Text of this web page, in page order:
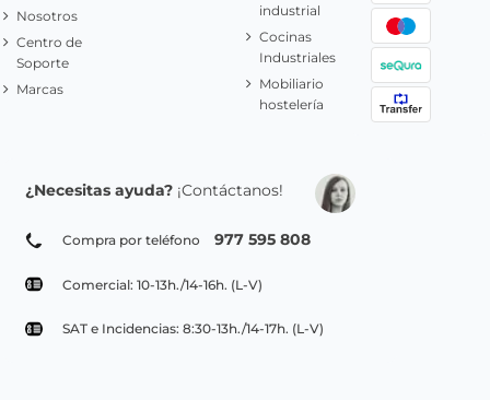
Nosotros
Centro de
Soporte
Marcas
industrial
Cocinas
Industriales
Mobiliario
hostelería
¿Necesitas ayuda? ¡Contáctanos!
Compra por teléfono 977 595 808
Comercial: 10-13h./14-16h. (L-V)
SAT e Incidencias: 8:30-13h./14-17h. (L-V)